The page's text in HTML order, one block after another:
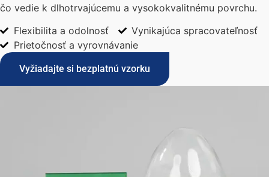
čo vedie k dlhotrvajúcemu a vysokokvalitnému povrchu.
Flexibilita a odolnosť
Vynikajúca spracovateľnosť
Prietočnosť a vyrovnávanie
Vyžiadajte si bezplatnú vzorku